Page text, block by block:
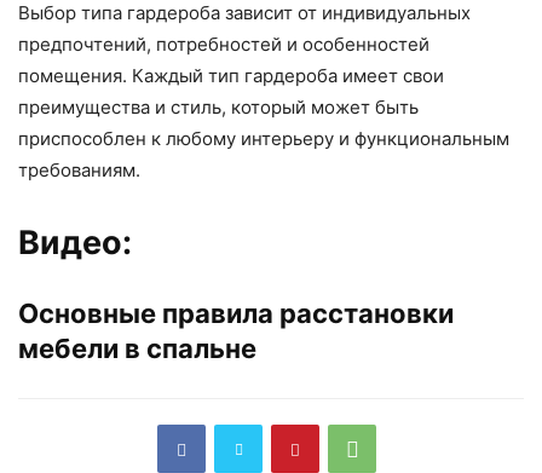
Выбор типа гардероба зависит от индивидуальных
предпочтений, потребностей и особенностей
помещения. Каждый тип гардероба имеет свои
преимущества и стиль, который может быть
приспособлен к любому интерьеру и функциональным
требованиям.
Видео:
Основные правила расстановки
мебели в спальне